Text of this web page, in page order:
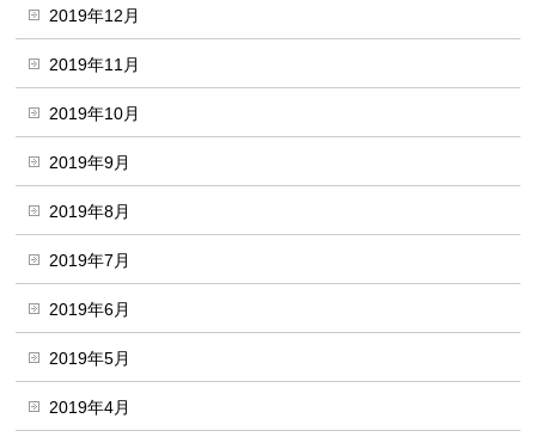
2019年12月
2019年11月
2019年10月
2019年9月
2019年8月
2019年7月
2019年6月
2019年5月
2019年4月